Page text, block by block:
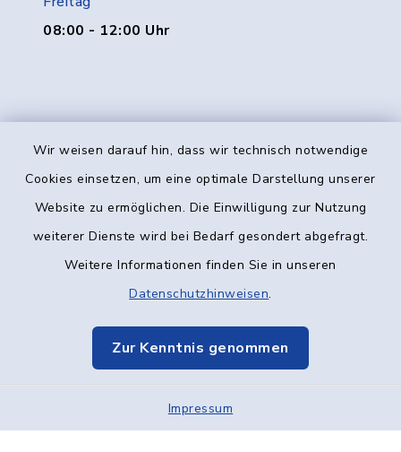
Wir weisen darauf hin, dass wir technisch notwendige
Cookies einsetzen, um eine optimale Darstellung unserer
Website zu ermöglichen. Die Einwilligung zur Nutzung
weiterer Dienste wird bei Bedarf gesondert abgefragt.
Weitere Informationen finden Sie in unseren
Datenschutzhinweisen.
Zur Kenntnis genommen
Impressum
08:00 - 12:00 Uhr
Kontakt
Datenschutz
Elektronische Kommunikation
Sitemap